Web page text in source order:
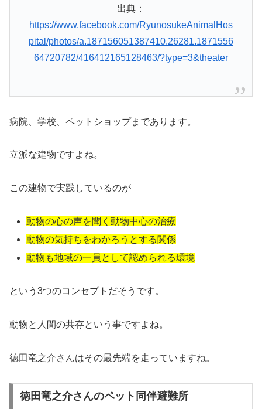
出典：
https://www.facebook.com/RyunosukeAnimalHos
pital/photos/a.187156051387410.26281.1871556
64720782/416412165128463/?type=3&theater
病院、学校、ペットショップまであります。
立派な建物ですよね。
この建物で実践しているのが
動物の心の声を聞く動物中心の治療
動物の気持ちをわかろうとする関係
動物も地域の一員として認められる環境
という3つのコンセプトだそうです。
動物と人間の共存という事ですよね。
徳田竜之介さんはその最先端を走っていますね。
徳田竜之介さんのペット同伴避難所